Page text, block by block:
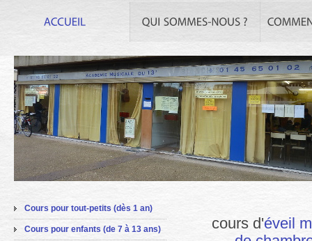
Cours pour tout-petits (dès 1 an)
Cours pour enfants (de 7 à 13 ans) cours d'éveil